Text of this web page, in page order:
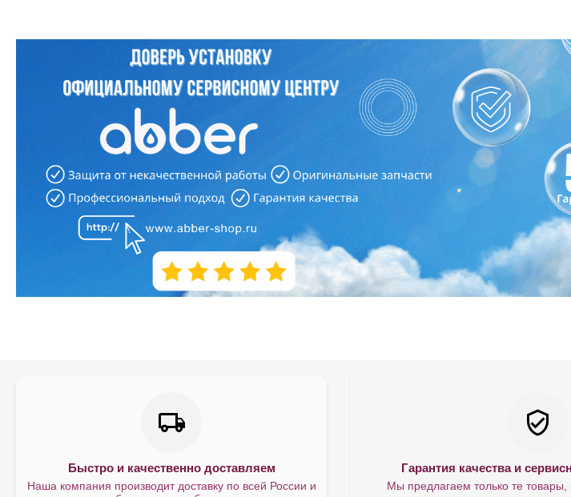
Быстро и качественно доставляем
Наша компания производит доставку по всей России и
Гарантия качества и
Мы предлагаем только те товары,